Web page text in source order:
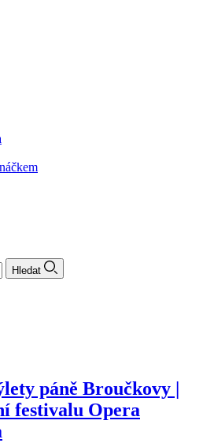
Hledat
páně Broučkovy |
festivalu Opera